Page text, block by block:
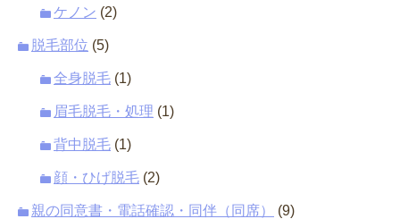
ケノン (2)
脱毛部位 (5)
全身脱毛 (1)
眉毛脱毛・処理 (1)
背中脱毛 (1)
顔・ひげ脱毛 (2)
親の同意書・電話確認・同伴（同席） (9)